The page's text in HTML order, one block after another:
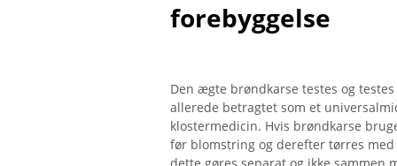
forebyggelse
Den ægte brøndkarse testes og
allerede betragtet som et
klostermedicin. Hvis brøndkarse
før blomstring og derefter tørres